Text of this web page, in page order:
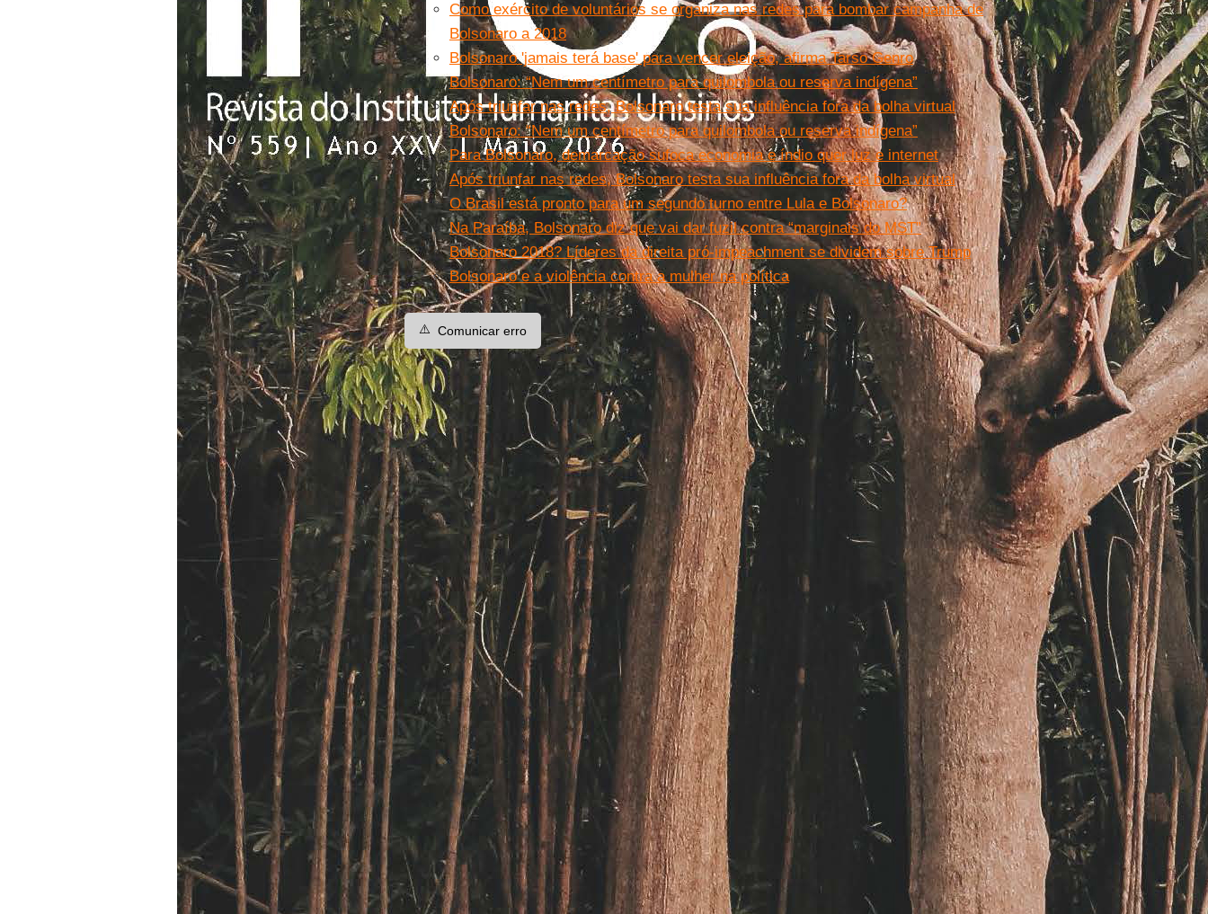
Como exército de voluntários se organiza nas redes para bombar campanha de
Bolsonaro a 2018
Bolsonaro 'jamais terá base' para vencer eleição, afirma Tarso Genro
Bolsonaro: “Nem um centímetro para quilombola ou reserva indígena”
Após triunfar nas redes, Bolsonaro testa sua influência fora da bolha virtual
Bolsonaro: “Nem um centímetro para quilombola ou reserva indígena”
Para Bolsonaro, demarcação sufoca economia e índio quer luz e internet
Após triunfar nas redes, Bolsonaro testa sua influência fora da bolha virtual
O Brasil está pronto para um segundo turno entre Lula e Bolsonaro?
Na Paraíba, Bolsonaro diz que vai dar fuzil contra “marginais do MST”
Bolsonaro 2018? Líderes da direita pró-impeachment se dividem sobre Trump
Bolsonaro e a violência contra a mulher na política
⚠️ Comunicar erro